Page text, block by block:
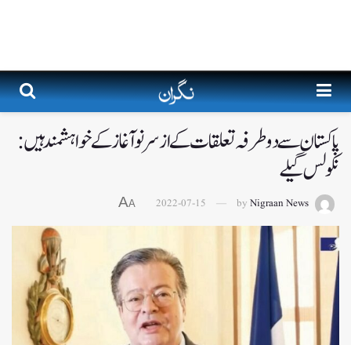
پاکستان سے دوطرفہ تعلقات کے ازسرنو آغاز کے خواہشمند ہیں:
نکولس گیلے
by Nigraan News
2022-07-15
A
A